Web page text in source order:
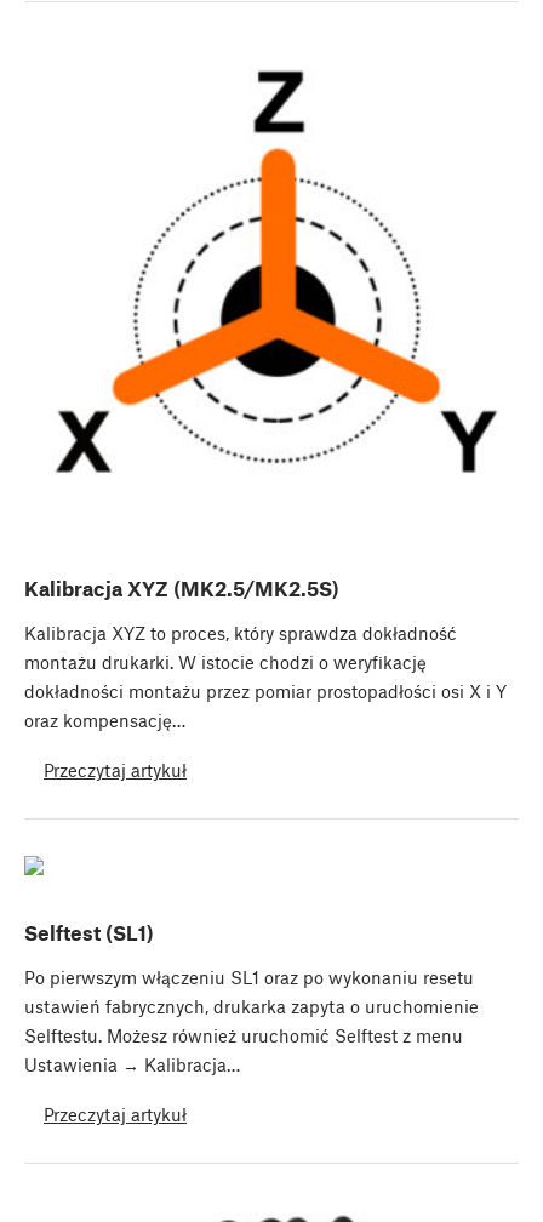
Kalibracja XYZ (MK2.5/MK2.5S)
Kalibracja XYZ to proces, który sprawdza dokładność
montażu drukarki. W istocie chodzi o weryfikację
dokładności montażu przez pomiar prostopadłości osi X i Y
oraz kompensację…
Przeczytaj artykuł
Selftest (SL1)
Po pierwszym włączeniu SL1 oraz po wykonaniu resetu
ustawień fabrycznych, drukarka zapyta o uruchomienie
Selftestu. Możesz również uruchomić Selftest z menu
Ustawienia → Kalibracja…
Przeczytaj artykuł